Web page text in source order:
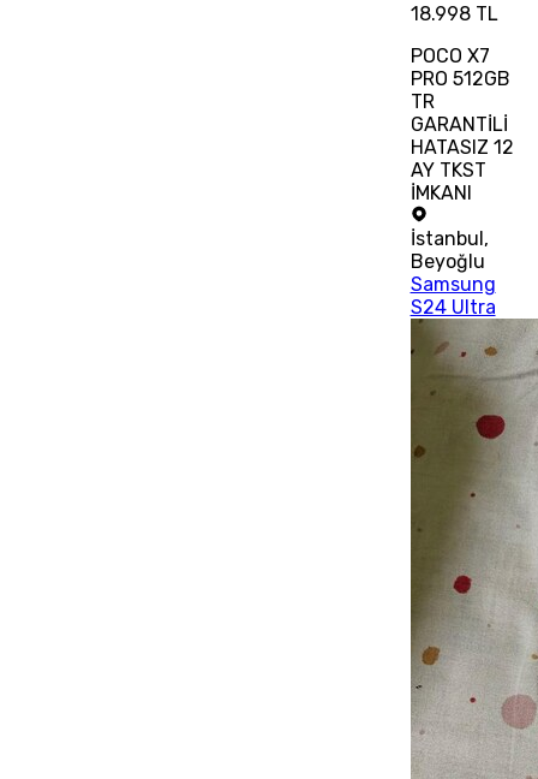
18.998 TL
POCO X7
PRO 512GB
TR
GARANTİLİ
HATASIZ 12
AY TKST
İMKANI
İstanbul,
Beyoğlu
Samsung
S24 Ultra